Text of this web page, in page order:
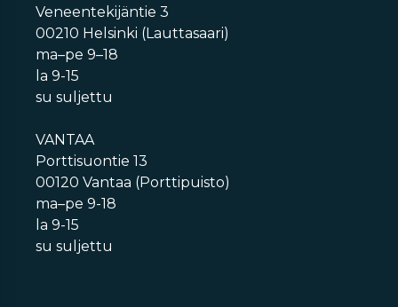
Veneentekijäntie 3
00210 Helsinki (Lauttasaari)
ma–pe 9–18
la 9-15
su suljettu
VANTAA
Porttisuontie 13
00120 Vantaa (Porttipuisto)
ma–pe 9-18
la 9-15
su suljettu